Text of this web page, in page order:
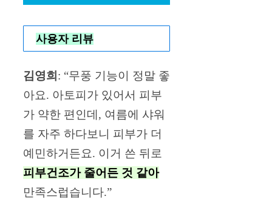
사용자 리뷰
김영희 : “무풍 기능이 정말 좋
아요. 아토피가 있어서 피부
가 약한 편인데, 여름에 샤워
를 자주 하다보니 피부가 더
예민하거든요. 이거 쓴 뒤로
피부건조가 줄어든 것 같아
만족스럽습니다.”